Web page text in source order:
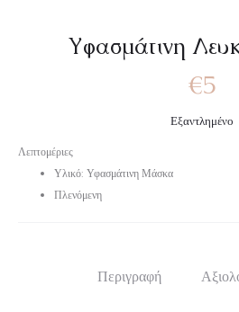
Υφασμάτινη
Λεπτομέριες
Υλικό: Υφασμάτινη Μάσκα
Πλενόμενη
€5
Εξαντλημένο
Περιγραφή